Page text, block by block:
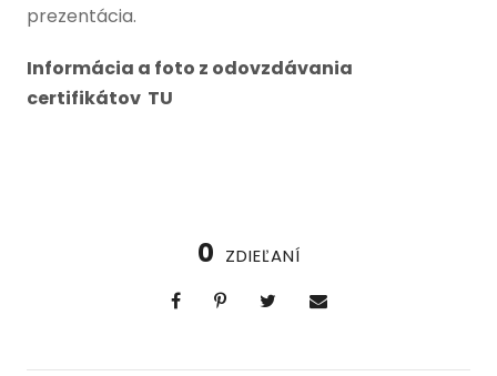
prezentácia.
Informácia a foto z odovzdávania
certifikátov TU
0 ZDIEĽANÍ